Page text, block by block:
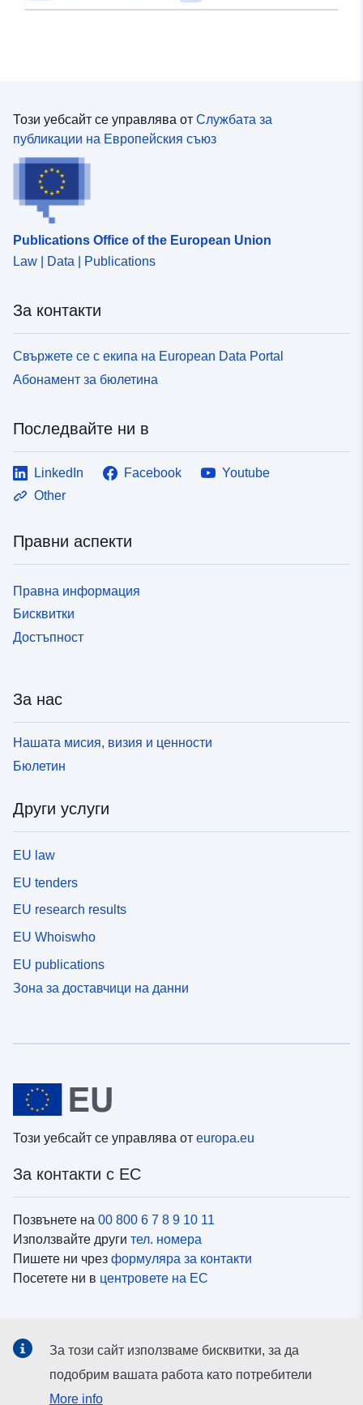
Този уебсайт се управлява от Службата за
публикации на Европейския съюз
Publications Office of the European Union
Law | Data | Publications
За контакти
Свържете се с екипа на European Data Portal
Абонамент за бюлетина
Последвайте ни в
LinkedIn Facebook
Youtube
Other
Правни аспекти
Правна информация
Бисквитки
Достъпност
За нас
Нашата мисия, визия и ценности
Бюлетин
Други услуги
EU law
EU tenders
EU research results
EU Whoiswho
EU publications
Зона за доставчици на данни
Този уебсайт се управлява от europa.eu
За контакти с ЕС
Позвънете на 00 800 6 7 8 9 10 11
Използвайте други тел. номера
Пишете ни чрез формуляра за контакти
Посетете ни в центровете на ЕС
Вижте профили на ЕС в социалните медии
За този сайт използваме бисквитки, за да
подобрим вашата работа като потребители
More info